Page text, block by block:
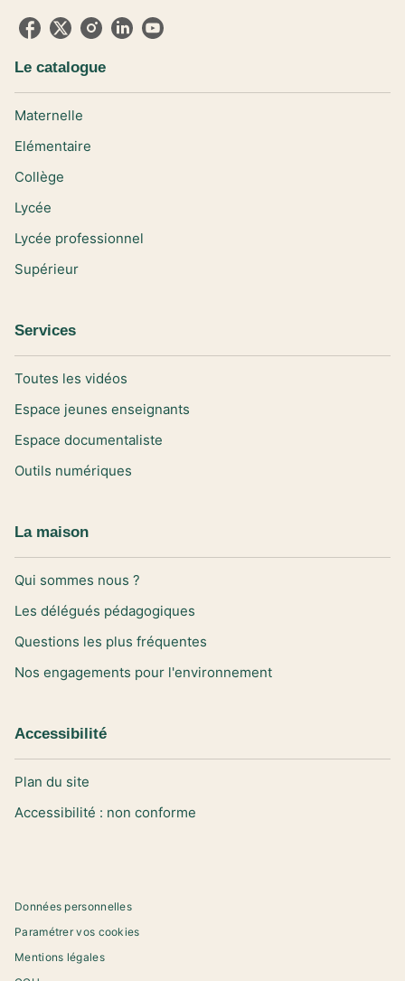
Le catalogue
Maternelle
Elémentaire
Collège
Lycée
Lycée professionnel
Supérieur
Services
Toutes les vidéos
Espace jeunes enseignants
Espace documentaliste
Outils numériques
La maison
Qui sommes nous ?
Les délégués pédagogiques
Questions les plus fréquentes
Nos engagements pour l'environnement
Accessibilité
Plan du site
Accessibilité : non conforme
Données personnelles
Paramétrer vos cookies
Mentions légales